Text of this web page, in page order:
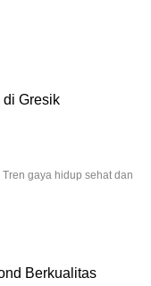
di Gresik
gaya hidup sehat dan
Berkualitas